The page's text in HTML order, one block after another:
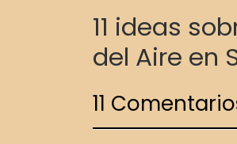
11 ideas
del Aire en
11